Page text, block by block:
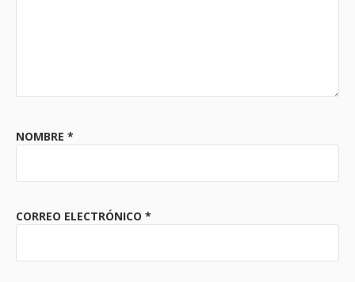
NOMBRE *
CORREO ELECTRÓNICO *